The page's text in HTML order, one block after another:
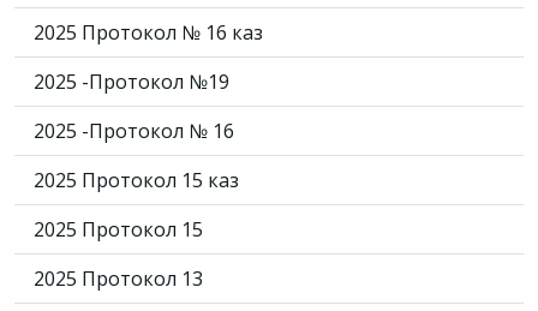
2025 Протокол № 16 каз
2025 -Протокол №19
2025 -Протокол № 16
2025 Протокол 15 каз
2025 Протокол 15
2025 Протокол 13